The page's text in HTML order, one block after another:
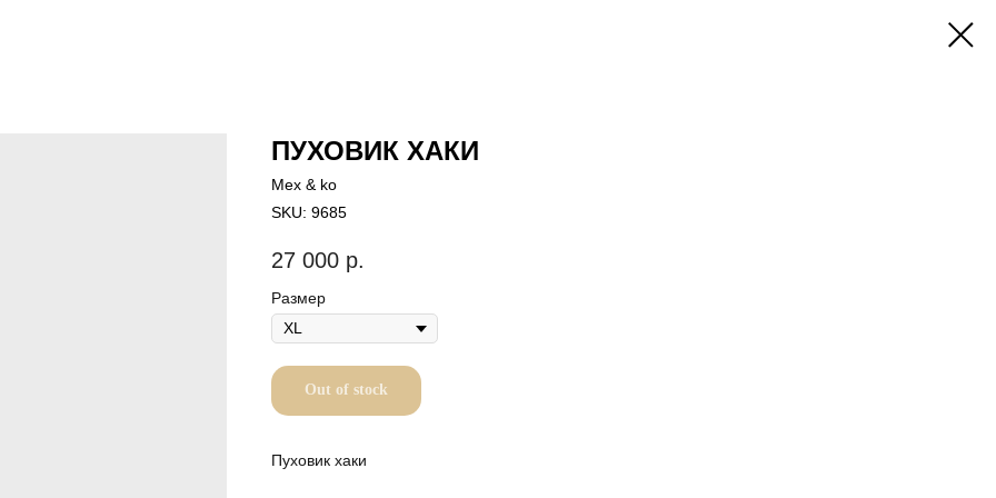
ПУХОВИК ХАКИ
Mex & ko
SKU: 9685
27 000 р.
Размер
Out of stock
Пуховик хаки